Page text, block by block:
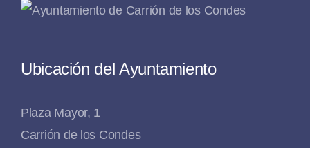
Ubicación del Ayuntamiento
Plaza Mayor, 1
Carrión de los Condes